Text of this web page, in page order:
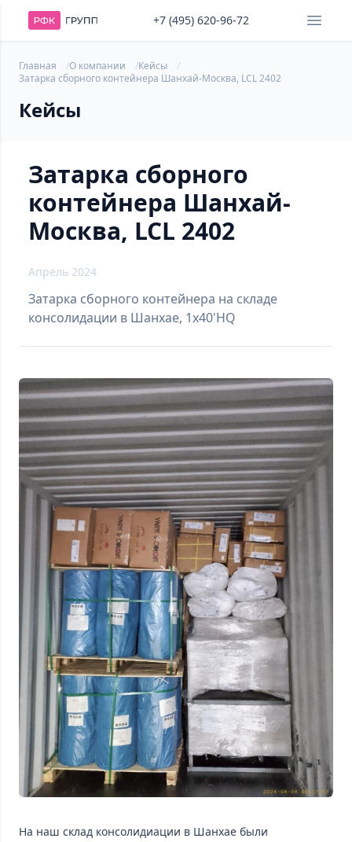
+7 (495) 620-96-72
Главная О компании
Кейсы
Затарка сборного контейнера Шанхай-Москва, LCL 2402
Кейсы
Затарка сборного
контейнера Шанхай-
Москва, LCL 2402
Апрель 2024
Затарка сборного контейнера на складе
консолидации в Шанхае, 1х40'HQ
На наш склад консолидиации в Шанхае были